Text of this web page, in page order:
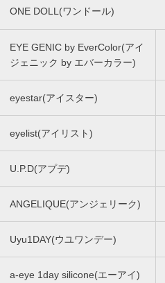
ONE DOLL(ワンドール)
EYE GENIC by EverColor(アイ
ジェニック by エバーカラー)
eyestar(アイスター)
eyelist(アイリスト)
U.P.D(アプデ)
ANGELIQUE(アンジェリーク)
Uyu1DAY(ウユワンデー)
a-eye 1day silicone(エーアイ)